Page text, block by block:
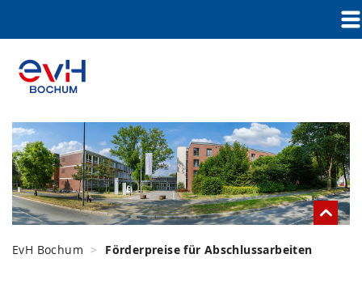
EvH Bochum Förderpreise für Abschlussarbeiten